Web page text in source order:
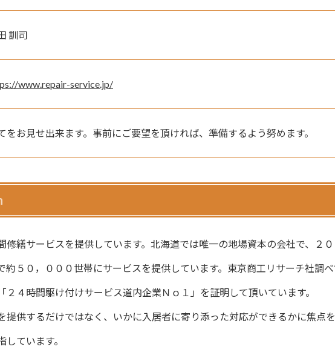
訓司
www.repair-service.jp/
をお見せ出来ます。事前にご要望を頂ければ、準備するよう努めます。
修繕サービスを提供しています。北海道では唯一の地場資本の会社で、２
約５０，０００世帯にサービスを提供しています。東京商工リサーチ社調
４時間駆け付けサービス道内企業Ｎｏ１」を証明して頂いています。
提供するだけではなく、いかに入居者に寄り添った対応ができるかに焦点
ています。